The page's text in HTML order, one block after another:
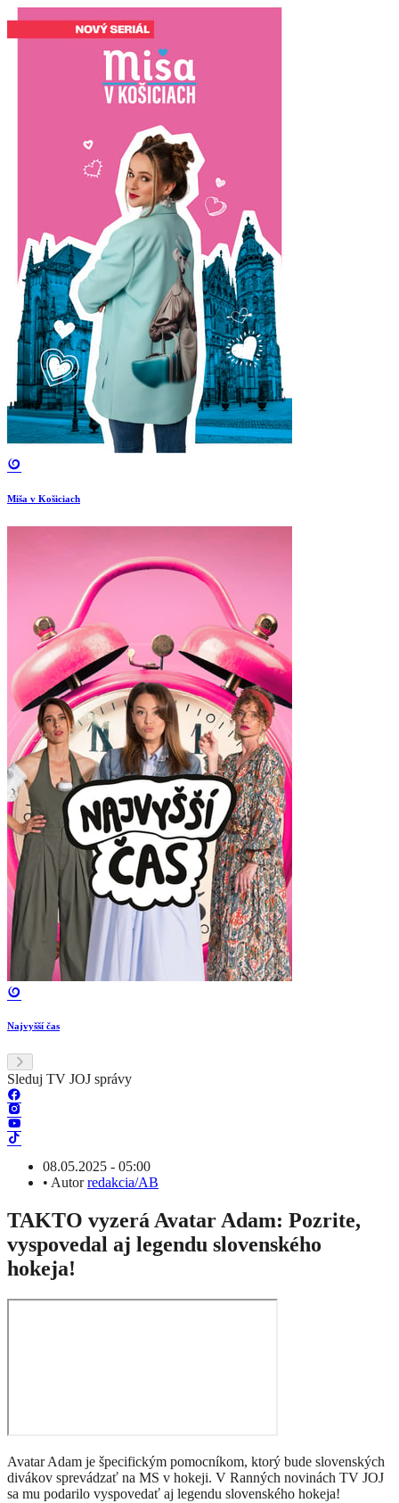
Miša v Košiciach
Najvyšší čas
Sleduj TV JOJ správy
08.05.2025 - 05:00
• Autorredakcia/AB
TAKTO vyzerá Avatar Adam: Pozrite,
vyspovedal aj legendu slovenského
hokeja!
Avatar Adam je špecifickým pomocníkom, ktorý bude slovenských
divákov sprevádzať na MS v hokeji. V Ranných novinách TV JOJ
sa mu podarilo vyspovedať aj legendu slovenského hokeja!